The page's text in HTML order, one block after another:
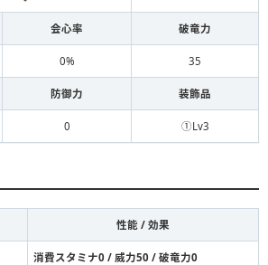
会心率 破竜力
0% 35
防御力 装飾品
0 ①Lv3
性能 / 効果
消費スタミナ0 / 威力50 / 破竜力0